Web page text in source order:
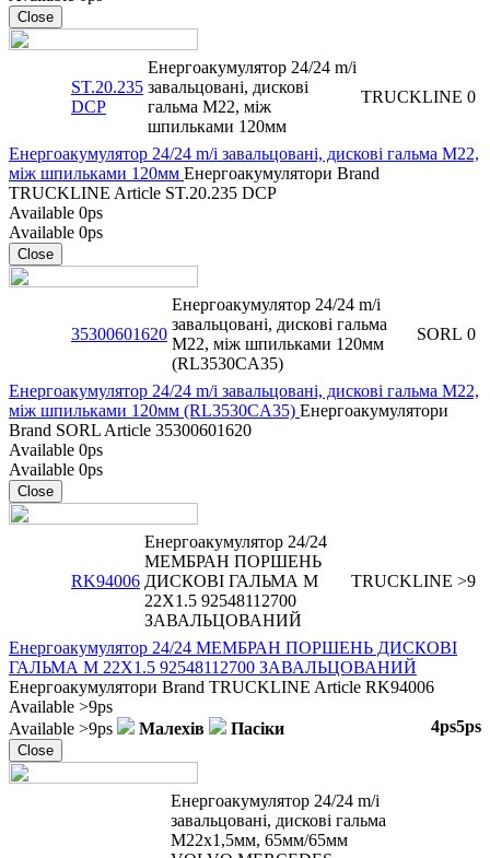
Close
ST.20.235
DCP
Енергоакумулятор 24/24 m/i
завальцовані, дискові
гальма M22, між
шпильками 120мм
TRUCKLINE 0
Енергоакумулятор 24/24 m/i завальцовані, дискові гальма M22,
між шпильками 120мм Енергоакумулятори Brand
TRUCKLINE Article ST.20.235 DCP
Available 0ps
Available 0ps
Close
35300601620
Енергоакумулятор 24/24 m/i
завальцовані, дискові гальма
M22, між шпильками 120мм
(RL3530CA35)
SORL 0
Енергоакумулятор 24/24 m/i завальцовані, дискові гальма M22,
між шпильками 120мм (RL3530CA35) Енергоакумулятори
Brand SORL Article 35300601620
Available 0ps
Available 0ps
Close
RK94006
Енергоакумулятор 24/24
МЕМБРАН ПОРШЕНЬ
ДИСКОВІ ГАЛЬМА M
22X1.5 92548112700
ЗАВАЛЬЦОВАНИЙ
TRUCKLINE >9
Енергоакумулятор 24/24 МЕМБРАН ПОРШЕНЬ ДИСКОВІ
ГАЛЬМА M 22X1.5 92548112700 ЗАВАЛЬЦОВАНИЙ
Енергоакумулятори Brand TRUCKLINE Article RK94006
Available >9ps
Available >9ps Малехів 5ps
Пасіки 4ps
Close
Енергоакумулятор 24/24 m/i
завальцовані, дискові гальма
M22x1,5мм, 65мм/65мм